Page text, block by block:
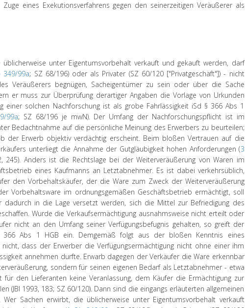
eines Exekutionsverfahrens gegen den seinerzeitigen Veräußerer als
unter Eigentumsvorbehalt verkauft und gekauft werden, darf
349/99a; SZ 68/196) oder als Privater (SZ 60/120 ["Privatgeschäft"]) - nicht
Veräußerers begnügen, Sacheigentümer zu sein oder über die Sache
er muss zur Überprüfung derartiger Angaben die Vorlage von Urkunden
einer solchen Nachforschung ist als grobe Fahrlässigkeit iSd § 366 Abs 1
99a; SZ 68/196 je mwN). Der Umfang der Nachforschungspflicht ist im
Bedachtnahme auf die persönliche Meinung des Erwerbers zu beurteilen;
der Erwerb objektiv verdächtig erscheint. Beim bloßen Vertrauen auf die
unterliegt die Annahme der Gutgläubigkeit hohen Anforderungen (3
Anders ist die Rechtslage bei der Weiterveräußerung von Waren im
eines Kaufmanns an Letztabnehmer. Es ist dabei verkehrsüblich,
den Vorbehaltskäufer, der die Ware zum Zweck der Weiterveräußerung
Vorbehaltsware im ordnungsgemäßen Geschäftsbetrieb ermächtigt, soll
dadurch in die Lage versetzt werden, sich die Mittel zur Befriedigung des
Wurde die Verkaufsermächtigung ausnahmsweise nicht erteilt oder
nicht an den Umfang seiner Verfügungsbefugnis gehalten, so greift der
366 Abs 1 HGB ein. Demgemäß folgt aus der bloßen Kenntnis eines
dass der Erwerber die Verfügungsermächtigung nicht ohne einer ihm
annehmen durfte. Erwarb dagegen der Verkäufer die Ware erkennbar
sondern für seinen eigenen Bedarf als Letztabnehmer - etwa
für den Lieferanten keine Veranlassung, dem Käufer die Ermächtigung zur
(JBl 1993, 183; SZ 60/120). Dann sind die eingangs erläuterten allgemeinen
Wer Sachen erwirbt, die üblicherweise unter Eigentumsvorbehalt verkauft